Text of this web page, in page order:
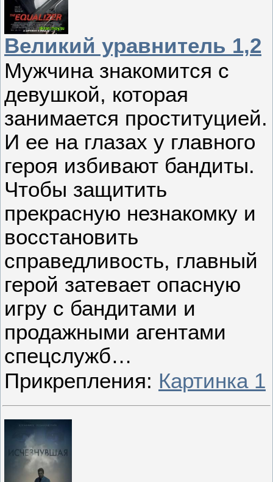
Великий уравнитель 1,2
Мужчина знакомится с
девушкой, которая
занимается проституцией.
И ее на глазах у главного
героя избивают бандиты.
Чтобы защитить
прекрасную незнакомку и
восстановить
справедливость, главный
герой затевает опасную
игру с бандитами и
продажными агентами
спецслужб…
Прикрепления: Картинка 1